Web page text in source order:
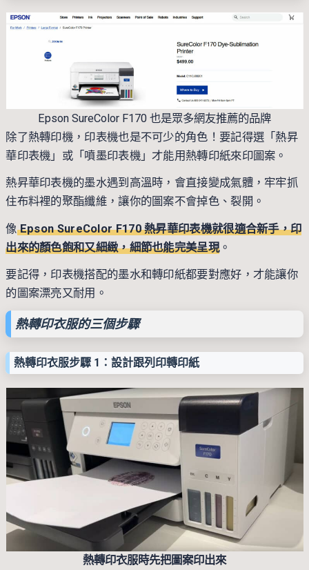
Epson SureColor F170 也是眾多網友推薦的品牌
除了熱轉印機，印表機也是不可少的角色！要記得選「熱昇
華印表機」或「噴墨印表機」才能用熱轉印紙來印圖案。
熱昇華印表機的墨水遇到高溫時，會直接變成氣體，牢牢抓
住布料裡的聚酯纖維，讓你的圖案不會掉色、裂開。
像Epson SureColor F170 熱昇華印表機就很適合新手，印
出來的顏色飽和又細緻，細節也能完美呈現。
要記得，印表機搭配的墨水和轉印紙都要對應好，才能讓你
的圖案漂亮又耐用。
熱轉印衣服的三個步驟
熱轉印衣服步驟 1：設計跟列印轉印紙
熱轉印衣服時先把圖案印出來